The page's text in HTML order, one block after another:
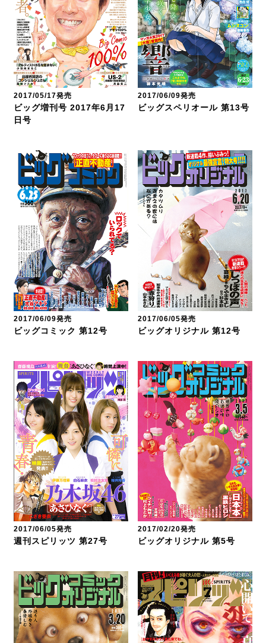
2017/05/17発売
ビッグ増刊号 2017年6月17
日号
2017/06/09発売
ビッグスペリオール 第13号
2017/06/09発売
ビッグコミック 第12号
2017/06/05発売
ビッグオリジナル 第12号
2017/06/05発売
週刊スピリッツ 第27号
2017/02/20発売
ビッグオリジナル 第5号